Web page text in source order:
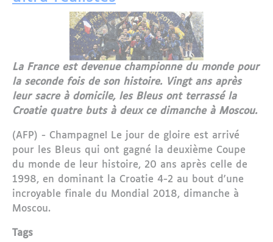
La France est devenue championne du monde pour
la seconde fois de son histoire. Vingt ans après
leur sacre à domicile, les Bleus ont terrassé la
Croatie quatre buts à deux ce dimanche à Moscou.
(AFP) - Champagne! Le jour de gloire est arrivé
pour les Bleus qui ont gagné la deuxième Coupe
du monde de leur histoire, 20 ans après celle de
1998, en dominant la Croatie 4-2 au bout d'une
incroyable finale du Mondial 2018, dimanche à
Moscou.
Tags